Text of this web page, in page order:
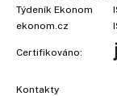
Týdeník Ekonom
ekonom.cz
Certifikováno:
Kontakty